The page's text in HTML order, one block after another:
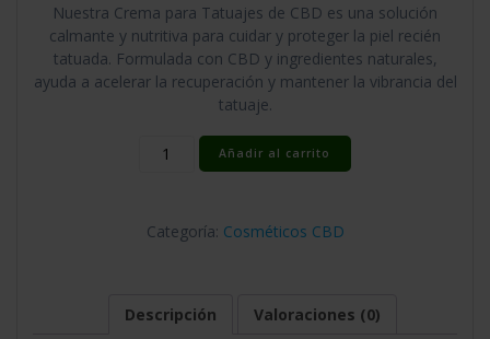
Nuestra Crema para Tatuajes de CBD es una solución
calmante y nutritiva para cuidar y proteger la piel recién
tatuada. Formulada con CBD y ingredientes naturales,
ayuda a acelerar la recuperación y mantener la vibrancia del
tatuaje.
Crema
para
CBD
Añadir al carrito
Categoría: Cosméticos CBD
Descripción Valoraciones (0)